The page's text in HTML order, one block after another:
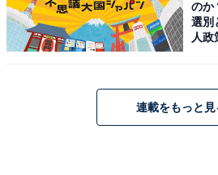
のか
選別
人政
連載をもっと見